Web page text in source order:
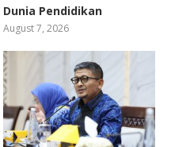
Dunia Pendidikan
August 7, 2026